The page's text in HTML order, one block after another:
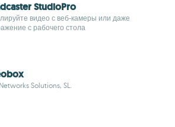
StudioPro
видео с веб-камеры или даже
с рабочего стола
Solutions, SL.